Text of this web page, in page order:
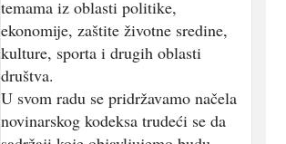
temama iz oblasti politike,
ekonomije, zaštite životne sredine,
kulture, sporta i drugih oblasti
društva.
U svom radu se pridržavamo načela
novinarskog kodeksa trudeći se da